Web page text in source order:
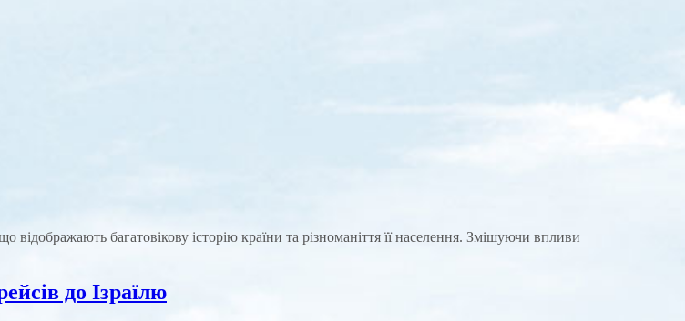
відображають багатовікову історію країни та різноманіття її населення. Змішуючи впливи
до Ізраїлю